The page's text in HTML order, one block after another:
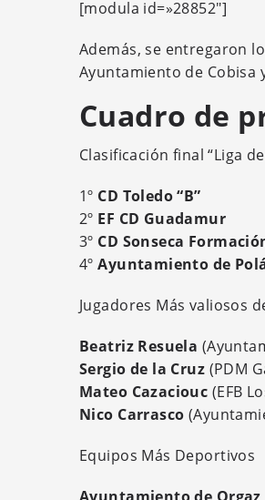
[modula id=»28852″]
Además, se entregaron
Ayuntamiento de Cobisa
Cuadro de
Clasificación final “Liga
1º CD Toledo “B”
2º EF CD Guadamur
3º CD Sonseca
4ºAyuntamiento de
Jugadores Más valiosos
Beatriz Resuela
Sergio de la Cruz (PDM
Mateo Cazaciouc (EFB
Nico Carrasco
Equipos Más Deportivos